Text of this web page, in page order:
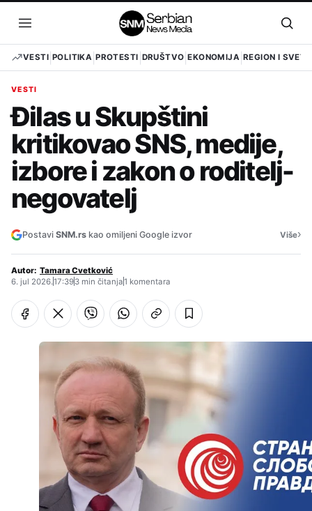
sadržaj
Otvori
meni
VESTI POLITIKA PROTESTI DRUŠTVO EKONOMIJA REGION I SVET
VESTI
Đilas u Skupštini
kritikovao SNS, medije,
izbore i zakon o roditelj-
negovatelj
Postavi SNM.rs kao omiljeni Google izvor Više›
Autor: Tamara Cvetković
6. jul 2026.17:393 min čitanja1 komentara